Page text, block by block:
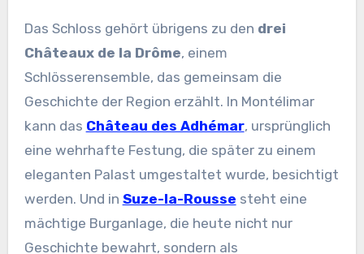
Das Schloss gehört übrigens zu den drei
Châteaux de la Drôme, einem
Schlösserensemble, das gemeinsam die
Geschichte der Region erzählt. In Montélimar
kann das Château des Adhémar, ursprünglich
eine wehrhafte Festung, die später zu einem
eleganten Palast umgestaltet wurde, besichtigt
werden. Und in Suze-la-Rousse steht eine
mächtige Burganlage, die heute nicht nur
Geschichte bewahrt, sondern als